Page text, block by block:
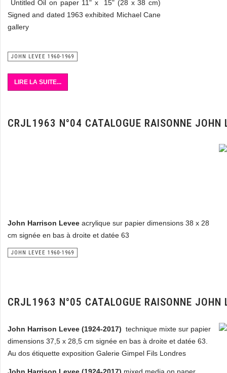
Untitled Oil on paper 11" x 15" (28 x 38 cm)
Signed and dated 1963 exhibited Michael Cane
gallery
JOHN LEVEE 1960-1969
LIRE LA SUITE...
CRJL1963 N°04 CATALOGUE RAISONNE JOHN
John Harrison Levee acrylique sur papier dimensions 38 x 28
cm signée en bas à droite et datée 63
JOHN LEVEE 1960-1969
CRJL1963 N°05 CATALOGUE RAISONNE JOHN
John Harrison Levee (1924-2017) technique mixte sur papier
dimensions 37,5 x 28,5 cm signée en bas à droite et datée 63.
Au dos étiquette exposition Galerie Gimpel Fils Londres